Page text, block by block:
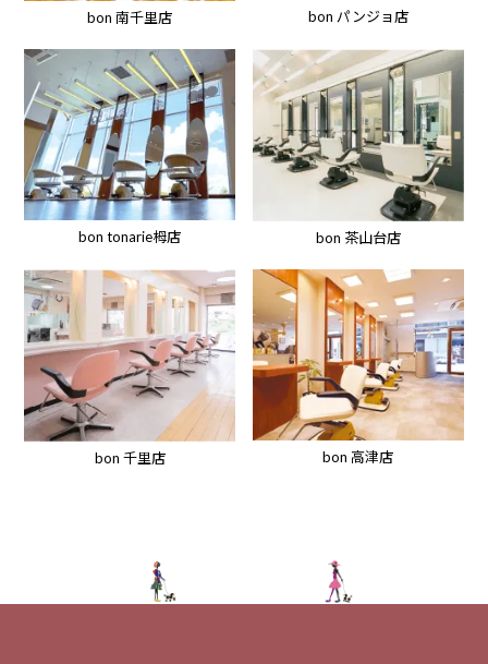
bon 南千里店 bon パンジョ店
bon tonarie栂店 bon 茶山台店
bon 千里店 bon 高津店